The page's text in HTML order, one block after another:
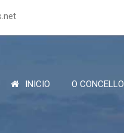
INICIO O CONCELLO